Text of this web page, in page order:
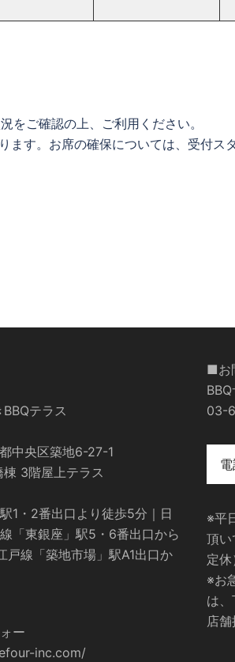
をご確認の上、ご利用ください。
す。お席の確保については、受付ス
テラス
中央区築地6-27-1
3階屋上テラス
1・2番出口より徒歩5分｜日
「東銀座」駅5・6番出口から
戸線「築地市場」駅A1出口か
ー
inc.com/
■お
03-
※平
頂い
定休
※お
は、
店